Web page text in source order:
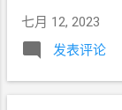
七月 12, 2023
发表评论